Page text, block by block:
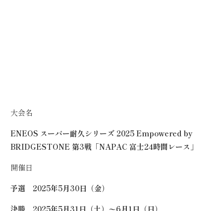
大会名
ENEOS スーパー耐久シリーズ 2025 Empowered by
BRIDGESTONE 第3戦「NAPAC 富士24時間レース」
開催日
予選 2025年5月30日（金）
決勝 2025年5月31日（土）〜6月1日（日）